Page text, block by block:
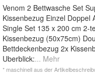
Venom 2 Bettwasche Set
Kissenbezug Einzel Doppel
Single Set 135 x 200 cm 2-
Kissenbezug (50x75cm)
Bettdeckenbezug 2x
Uberblick:... Mehr
* maschinell aus der